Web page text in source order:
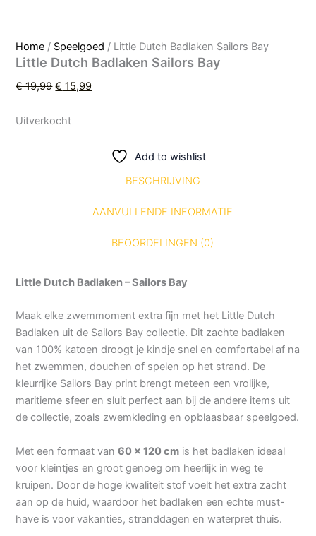
Home / Speelgoed / Little Dutch Badlaken Sailors Bay
Little Dutch Badlaken Sailors Bay
€19,99 € 15,99
Uitverkocht
Add to wishlist
BESCHRIJVING
AANVULLENDE INFORMATIE
BEOORDELINGEN (0)
Little Dutch Badlaken – Sailors Bay
Maak elke zwemmoment extra fijn met het Little Dutch
Badlaken uit de Sailors Bay collectie. Dit zachte badlaken
van 100% katoen droogt je kindje snel en comfortabel af na
het zwemmen, douchen of spelen op het strand. De
kleurrijke Sailors Bay print brengt meteen een vrolijke,
maritieme sfeer en sluit perfect aan bij de andere items uit
de collectie, zoals zwemkleding en opblaasbaar speelgoed.
Met een formaat van60 x 120 cm is het badlaken ideaal
voor kleintjes en groot genoeg om heerlijk in weg te
kruipen. Door de hoge kwaliteit stof voelt het extra zacht
aan op de huid, waardoor het badlaken een echte must-
have is voor vakanties, stranddagen en waterpret thuis.